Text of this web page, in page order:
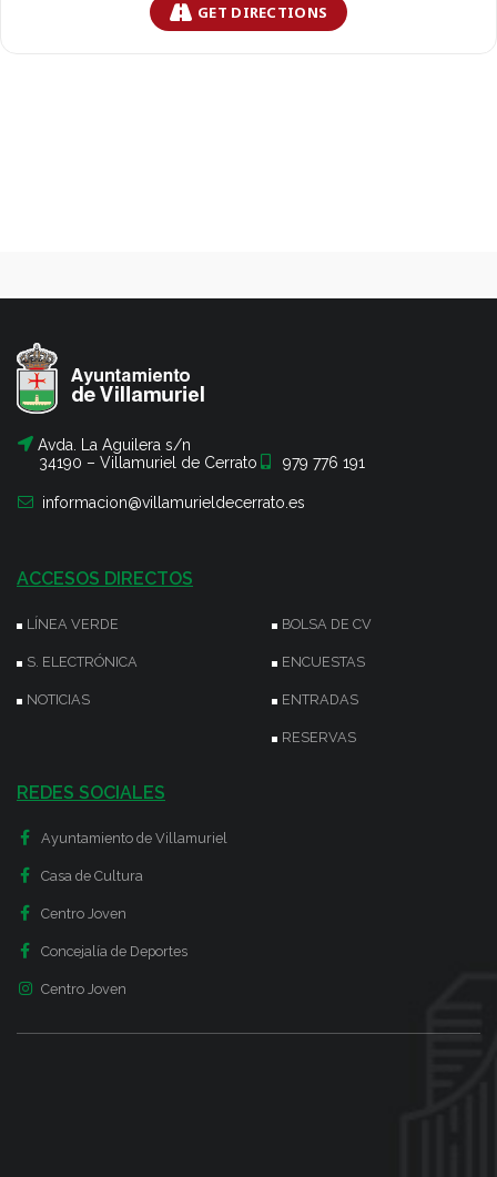
GET DIRECTIONS
Avda. La Aguilera s/n
34190 – Villamuriel de Cerrato
979 776 191
informacion@villamurieldecerrato.es
ACCESOS DIRECTOS
LÍNEA VERDE
S. ELECTRÓNICA
NOTICIAS
BOLSA DE CV
ENCUESTAS
ENTRADAS
RESERVAS
REDES SOCIALES
Ayuntamiento de Villamuriel
Casa de Cultura
Centro Joven
Concejalía de Deportes
Centro Joven